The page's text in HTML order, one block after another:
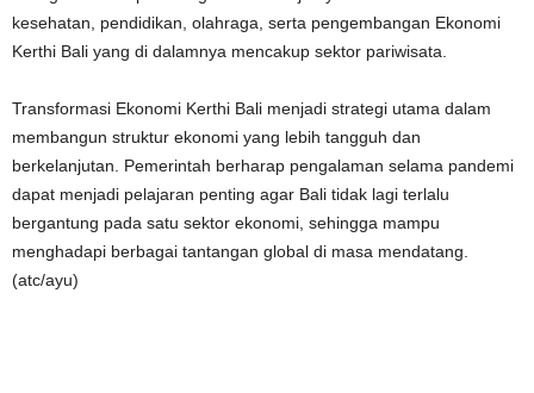
kesehatan, pendidikan, olahraga, serta pengembangan Ekonomi
Kerthi Bali yang di dalamnya mencakup sektor pariwisata.
Transformasi Ekonomi Kerthi Bali menjadi strategi utama dalam
membangun struktur ekonomi yang lebih tangguh dan
berkelanjutan. Pemerintah berharap pengalaman selama pandemi
dapat menjadi pelajaran penting agar Bali tidak lagi terlalu
bergantung pada satu sektor ekonomi, sehingga mampu
menghadapi berbagai tantangan global di masa mendatang.
(atc/ayu)